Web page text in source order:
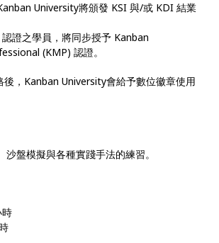
University將頒發 KSI 與/或 KDI 結業
證之學員，將同步授予 Kanban
(KMP) 認證。
後，Kanban University會給予數位徽章使用
沙盤模擬與各種實踐手法的練習。